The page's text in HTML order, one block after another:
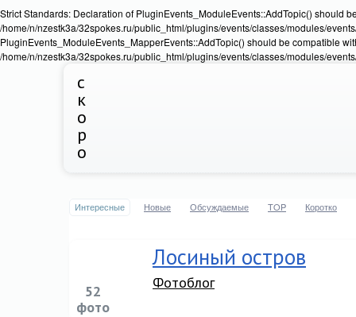
Strict Standards: Declaration of PluginEvents_ModuleEvents::AddTopic() should
/home/n/nzestk3a/32spokes.ru/public_html/plugins/events/classes/modules/
PluginEvents_ModuleEvents_MapperEvents::AddTopic() should be compatible
/home/n/nzestk3a/32spokes.ru/public_html/plugins/events/classes/modules/
с
к
о
р
о
Интересные Новые Обсуждаемые TOP Коротко
52
фото
Лосиный остров
Фотоблог